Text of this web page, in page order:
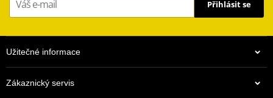
Přihlásit se
Užitečné informace
Zákaznický servis